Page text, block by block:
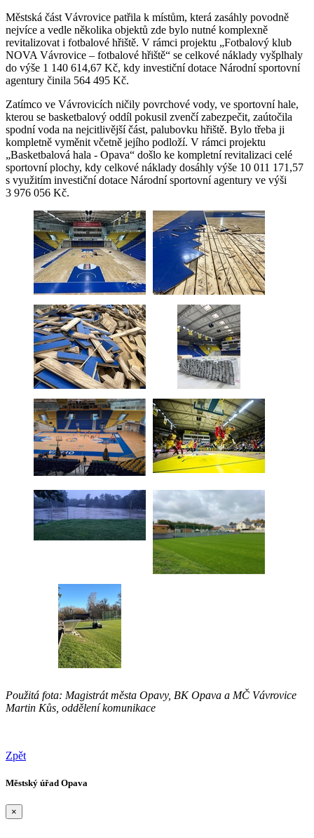
Městská část Vávrovice patřila k místům, která zasáhly povodně
nejvíce a vedle několika objektů zde bylo nutné komplexně
revitalizovat i fotbalové hřiště. V rámci projektu „Fotbalový klub
NOVA Vávrovice – fotbalové hřiště“ se celkové náklady vyšplhaly
do výše 1 140 614,67 Kč, kdy investiční dotace Národní sportovní
agentury činila 564 495 Kč.
Zatímco ve Vávrovicích ničily povrchové vody, ve sportovní hale,
kterou se basketbalový oddíl pokusil zvenčí zabezpečit, zaútočila
spodní voda na nejcitlivější část, palubovku hřiště. Bylo třeba ji
kompletně vyměnit včetně jejího podloží. V rámci projektu
„Basketbalová hala - Opava“ došlo ke kompletní revitalizaci celé
sportovní plochy, kdy celkové náklady dosáhly výše 10 011 171,57
s využitím investiční dotace Národní sportovní agentury ve výši
3 976 056 Kč.
Použitá fota: Magistrát města Opavy, BK Opava a MČ Vávrovice
Martin Kůs, oddělení komunikace
Zpět
Městský úřad Opava
×